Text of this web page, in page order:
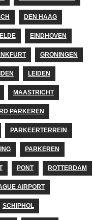
DEN HAAG
EINDHOVEN
GRONINGEN
LEIDEN
MAASTRICHT
PARKEREN
PARKEERTERREIN
PARKEREN
PONT ROTTERDAM
AIRPORT
SCHIPHOL